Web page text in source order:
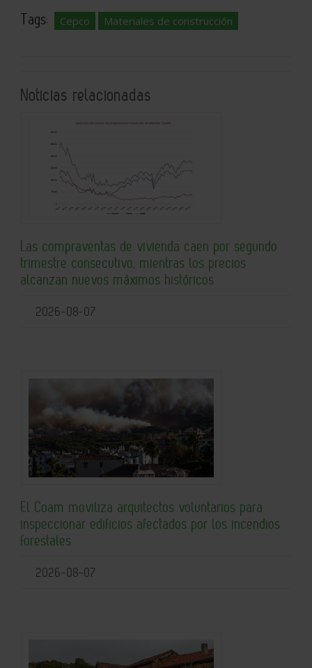
Tags: Cepco Materiales de construcción
Noticias relacionadas
Las compraventas de vivienda caen por segundo
trimestre consecutivo, mientras los precios
alcanzan nuevos máximos históricos
2026-08-07
El Coam moviliza arquitectos voluntarios para
inspeccionar edificios afectados por los incendios
forestales
2026-08-07